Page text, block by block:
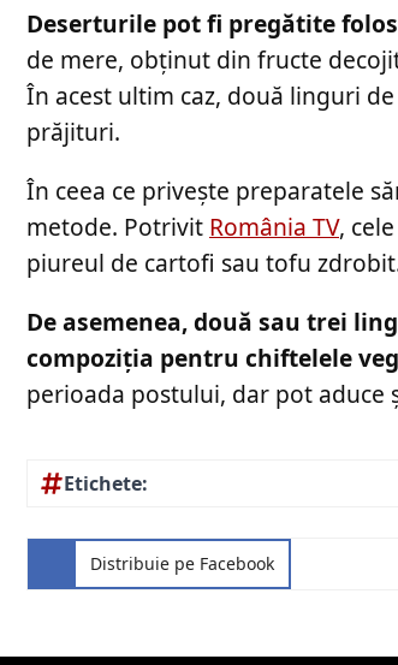
Deserturile pot fi pregătite
de mere, obținut din fructe
În acest ultim caz, două linguri
prăjituri.
În ceea ce privește preparatele
metode. Potrivit România TV,
piureul de cartofi sau tofu
De asemenea, două sau trei
compoziția pentru chiftelele
perioada postului, dar pot
Etichete:
Distribuie pe Facebook